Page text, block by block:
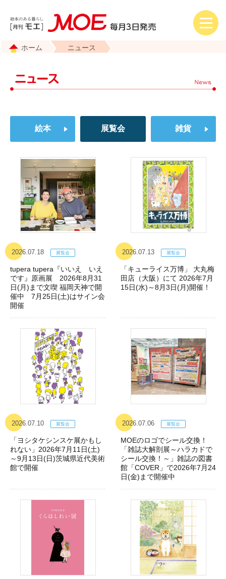
ホーム ニュース
絵本 展覧会 雑貨
2026.07.18
tupera tupera『いいえ いえ
です』原画展 2026年8月31
日(月)まで文喫 福岡天神で開
催中 7月25日(土)はサイン会
開催
2026.07.13
「キューライス万博」 大丸梅
田店（大阪）にて 2026年7月
15日(水)～8月3日(月)開催！
2026.07.10
「ヨシタケシンスケ展かもし
れない」2026年7月11日(土)
～9月13日(日)茨城県近代美術
館で開催
2026.07.06
MOEのロゴでシール交換！
「雑誌大解剖展～ハラカドで
シール交換！～」雑誌の図書
館「COVER」で2026年7月24
日(金)まで開催中